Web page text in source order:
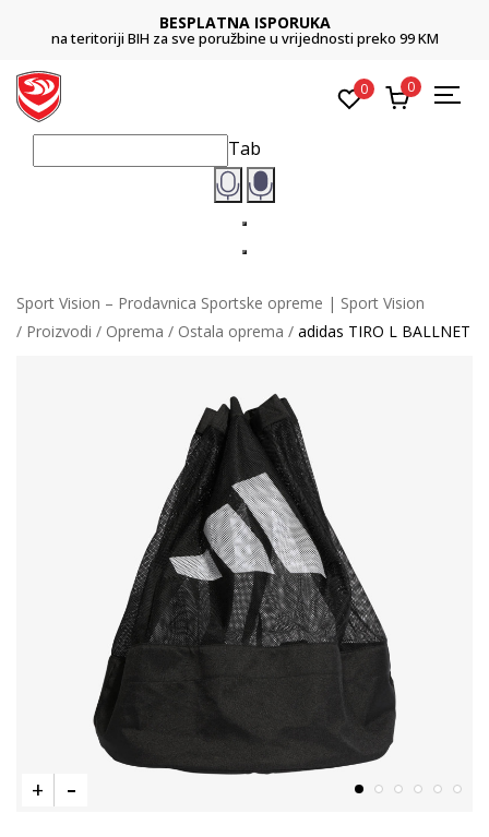
BESPLATNA ISPORUKA
na teritoriji BIH za sve poružbine u vrijednosti preko 99 KM
0 0
Tab
Sport Vision – Prodavnica Sportske opreme | Sport Vision
Proizvodi
Oprema Ostala oprema adidas TIRO L BALLNET